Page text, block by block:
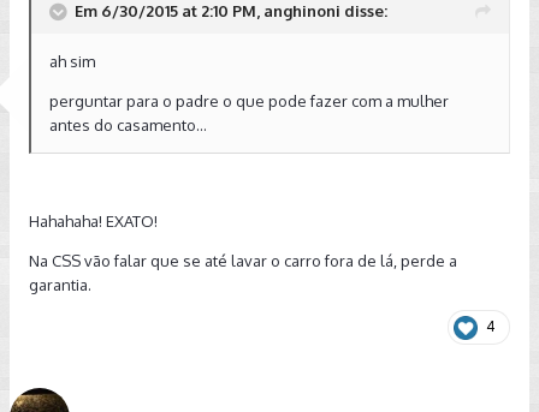
Em 6/30/2015 at 2:10 PM, anghinoni disse:
ah sim
perguntar para o padre o que pode fazer com a mulher
antes do casamento...
Hahahaha! EXATO!
Na CSS vão falar que se até lavar o carro fora de lá, perde a
garantia.
4